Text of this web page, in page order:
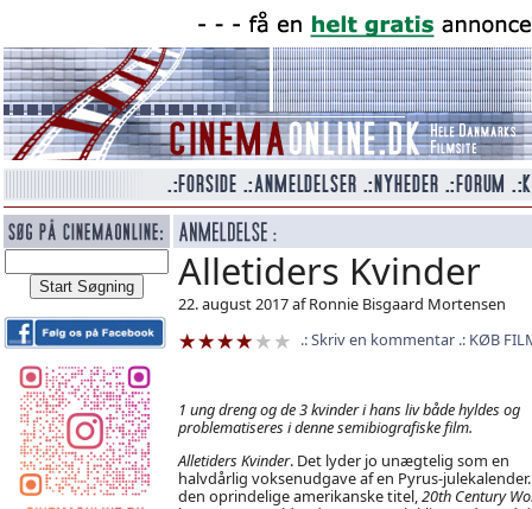
Alletiders Kvinder
22. august 2017 af Ronnie Bisgaard Mortensen
Skriv en kommentar
KØB
1 ung dreng og de 3 kvinder i hans liv både hyldes og
problematiseres i denne semibiografiske film.
Alletiders Kvinder. Det lyder jo unægtelig som en
halvdårlig voksenudgave af en Pyrus-julekalender.
den oprindelige amerikanske titel,20th Century